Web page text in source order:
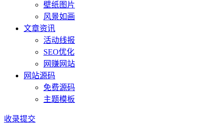
壁纸图片
风景如画
文章资讯
活动线报
SEO优化
网赚网站
网站源码
免费源码
主题模板
收录提交